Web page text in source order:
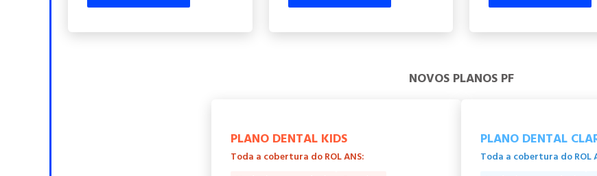
NOVOS PLANOS PF
PLANO DENTAL KIDS
Toda a cobertura do ROL ANS:
PLANO DENTAL
Toda a cobertura do ROL